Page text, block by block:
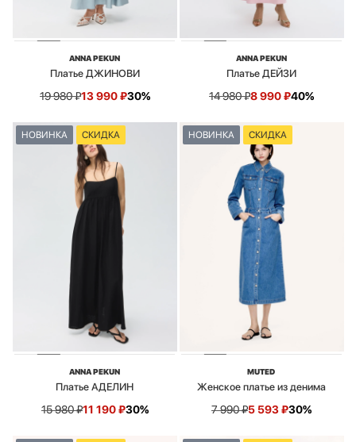
ANNA PEKUN
Платье ДЖИНОВИ
19 980₽13 990₽30%
ANNA PEKUN
Платье ДЕЙЗИ
14 980₽8 990₽40%
НОВИНКА СКИДКА
ANNA PEKUN
Платье АДЕЛИН
15 980₽11 190₽30%
НОВИНКА СКИДКА
MUTED
Женское платье из денима
7 990₽5 593₽30%